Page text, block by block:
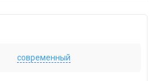
современный